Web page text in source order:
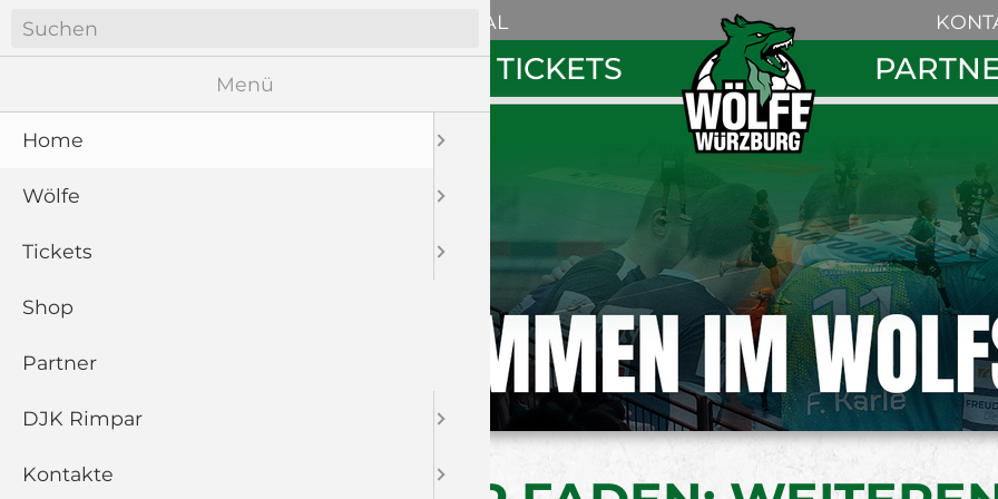
WÖLFE SOZIAL
Navigation
Navigation
überspringen
HOME WÖLFE TICKETS
Menü
Home
Wölfe
Tickets
Shop
Partner
DJK Rimpar
Kontakte
Search